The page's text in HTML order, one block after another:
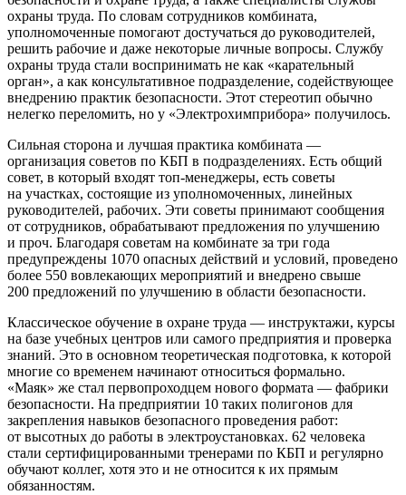
охраны труда. По словам сотрудников комбината,
уполномоченные помогают достучаться до руководителей,
решить рабочие и даже некоторые личные вопросы. Службу
охраны труда стали воспринимать не как «карательный
орган», а как консультативное подразделение, содействующее
внедрению практик безопасности. Этот стереотип обычно
нелегко переломить, но у «Электрохимприбора» получилось.
Сильная сторона и лучшая практика комбината — ​
организация советов по КБП в подразделениях. Есть общий
совет, в который входят топ-менеджеры, есть советы
на участках, состоящие из уполномоченных, линейных
руководителей, рабочих. Эти советы принимают сообщения
от сотрудников, обрабатывают предложения по улучшению
и проч. Благодаря советам на комбинате за три года
предупреждены 1070 опасных действий и условий, проведено
более 550 вовлекающих мероприятий и внедрено свыше
200 предложений по улучшению в области безопасности.
Классическое обучение в охране труда — ​инструктажи, курсы
на базе учебных центров или самого предприятия и проверка
знаний. Это в основном теоретическая подготовка, к которой
многие со временем начинают относиться формально.
«Маяк» же стал первопроходцем нового формата — ​фабрики
безопасности. На предприятии 10 таких полигонов для
закрепления навыков безопасного проведения работ:
от высотных до работы в электроустановках. 62 человека
стали сертифицированными тренерами по КБП и регулярно
обучают коллег, хотя это и не относится к их прямым
обязанностям.